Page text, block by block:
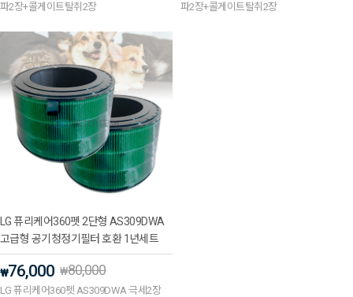
파2장+콜게이트탈취2장
파2장+콜게이트탈취2장
LG 퓨리케어360펫 2단형 AS309DWA
고급형 공기청정기필터 호환 1년세트
₩76,000 ₩80,000
LG 퓨리케어360펫 AS309DWA 극세2장